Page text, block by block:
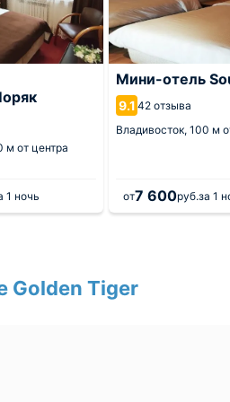
м от центра
1 ночь
Мини-отель
9.1 42 отзыва
Владивосток, 100 м
от7 600руб.за 1
Golden Tiger